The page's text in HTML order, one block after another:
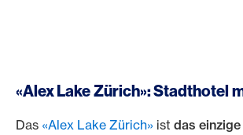
«Alex Lake Zürich»: Stadthotel
Das «Alex Lake Zürich» ist das einzige